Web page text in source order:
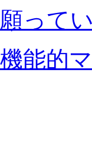
願って
機能的